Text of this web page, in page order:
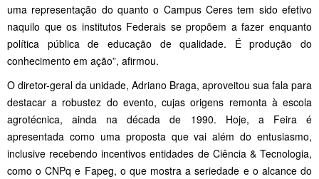
uma representação do quanto o Campus Ceres tem sido efetivo
naquilo que os institutos Federais se propõem a fazer enquanto
política pública de educação de qualidade. É produção do
conhecimento em ação”, afirmou.
O diretor-geral da unidade, Adriano Braga, aproveitou sua fala para
destacar a robustez do evento, cujas origens remonta à escola
agrotécnica, ainda na década de 1990. Hoje, a Feira é
apresentada como uma proposta que vai além do entusiasmo,
inclusive recebendo incentivos entidades de Ciência & Tecnologia,
como o CNPq e Fapeg, o que mostra a seriedade e o alcance do